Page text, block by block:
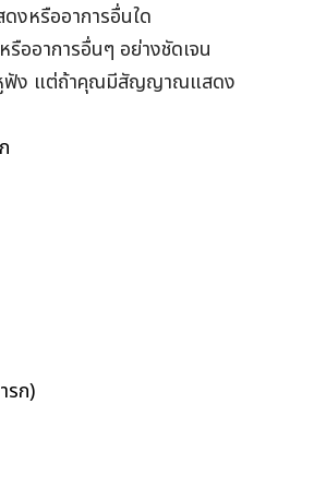
หรืออาการอื่นใด
ออาการอื่นๆ อย่างชัดเจน
หูฟัง แต่ถ้าคุณมีสัญญาณแสดง
รก)